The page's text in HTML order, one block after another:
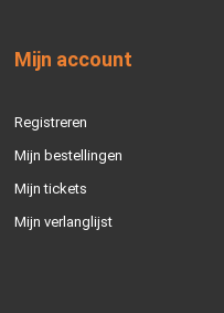
Mijn account
Registreren
Mijn bestellingen
Mijn tickets
Mijn verlanglijst